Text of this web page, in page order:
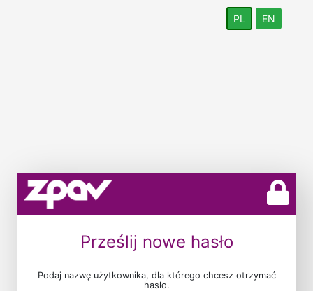
PL EN
Prześlij nowe hasło
Podaj nazwę użytkownika, dla którego chcesz otrzymać
hasło.